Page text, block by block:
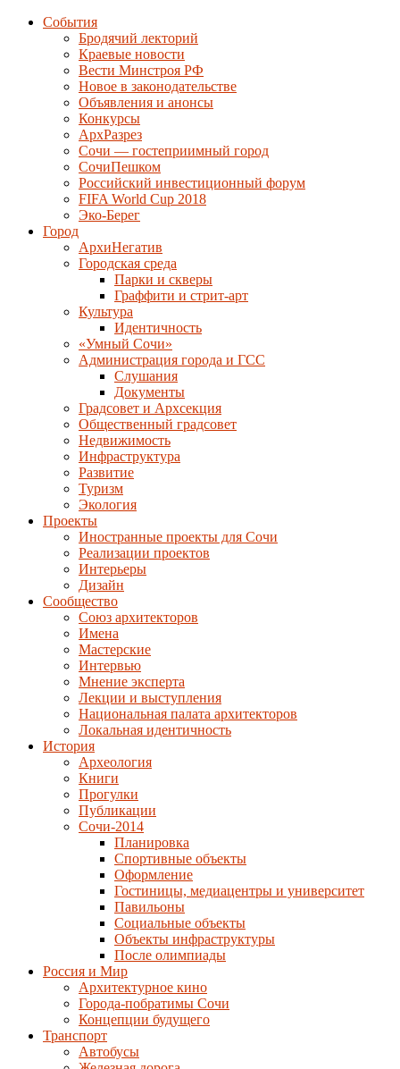
События
Бродячий лекторий
Краевые новости
Вести Минстроя РФ
Новое в законодательстве
Объявления и анонсы
Конкурсы
АрхРазрез
Сочи — гостеприимный город
СочиПешком
Российский инвестиционный форум
FIFA World Cup 2018
Эко-Берег
Город
АрхиНегатив
Городская среда
Парки и скверы
Граффити и стрит-арт
Культура
Идентичность
«Умный Сочи»
Администрация города и ГСС
Слушания
Документы
Градсовет и Архсекция
Общественный градсовет
Недвижимость
Инфраструктура
Развитие
Туризм
Экология
Проекты
Иностранные проекты для Сочи
Реализации проектов
Интерьеры
Дизайн
Сообщество
Союз архитекторов
Имена
Мастерские
Интервью
Мнение эксперта
Лекции и выступления
Национальная палата архитекторов
Локальная идентичность
История
Археология
Книги
Прогулки
Публикации
Сочи-2014
Планировка
Спортивные объекты
Оформление
Гостиницы, медиацентры и университет
Павильоны
Социальные объекты
Объекты инфраструктуры
После олимпиады
Россия и Мир
Архитектурное кино
Города-побратимы Сочи
Концепции будущего
Транспорт
Автобусы